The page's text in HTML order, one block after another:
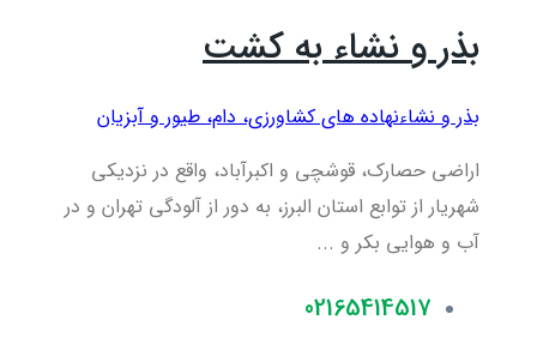
بذر و نشاء به کشت
بذر و نشاءنهاده های کشاورزی، دام، طيور و آبزيان
اراضی حصارک، قوشچی و اکبرآباد، واقع در نزدیکی
شهریار از توابع استان البرز، به دور از آلودگی تهران و در
آب و هوایی بکر و ...
02165414517